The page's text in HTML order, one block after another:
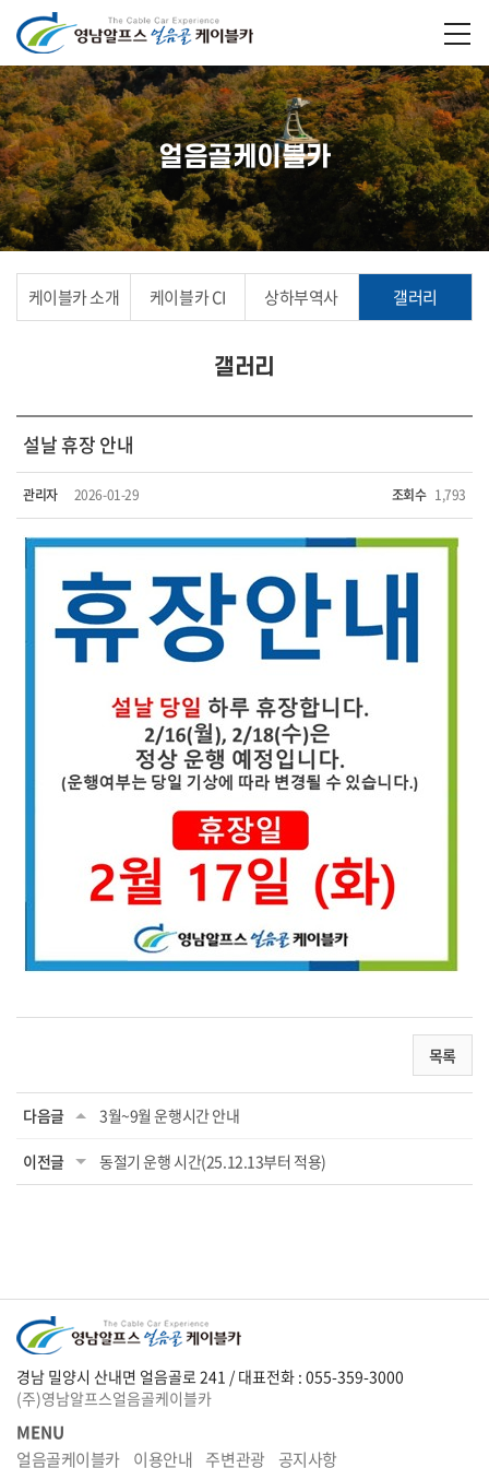
얼음골케이블카
케이블카 소개 케이블카 CI 상하부역사 갤러리
갤러리
설날 휴장 안내
관리자 2026-01-29 조회수 1,793
목록
다음글 3월~9월 운행시간 안내
이전글 동절기 운행 시간(25.12.13부터 적용)
경남 밀양시 산내면 얼음골로 241 / 대표전화 : 055-359-3000
(주)영남알프스얼음골케이블카
MENU
얼음골케이블카 이용안내 주변관광 공지사항